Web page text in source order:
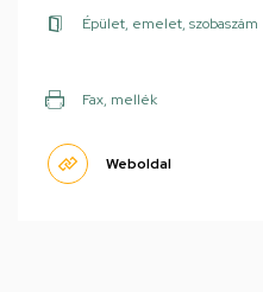
Épület, emelet, szobaszám
Fax, mellék
Weboldal